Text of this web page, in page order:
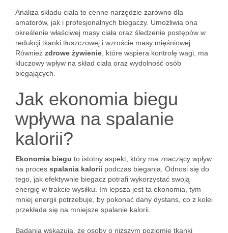
Analiza składu ciała to cenne narzędzie zarówno dla
amatorów, jak i profesjonalnych biegaczy. Umożliwia ona
określenie właściwej masy ciała oraz śledzenie postępów w
redukcji tkanki tłuszczowej i wzroście masy mięśniowej.
Również zdrowe żywienie , które wspiera kontrolę wagi, ma
kluczowy wpływ na skład ciała oraz wydolność osób
biegających.
Jak ekonomia biegu
wpływa na spalanie
kalorii?
Ekonomia biegu to istotny aspekt, który ma znaczący wpływ
na proces spalania kalorii podczas biegania. Odnosi się do
tego, jak efektywnie biegacz potrafi wykorzystać swoją
energię w trakcie wysiłku. Im lepsza jest ta ekonomia, tym
mniej energii potrzebuje, by pokonać dany dystans, co z kolei
przekłada się na mniejsze spalanie kalorii.
Badania wskazują, że osoby o niższym poziomie tkanki